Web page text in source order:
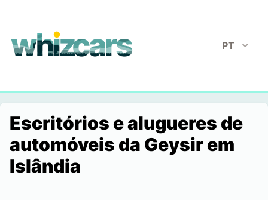
whizcars.com
PT
Escritórios e alugueres de
automóveis da Geysir em
Islândia